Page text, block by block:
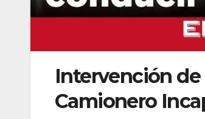
Intervención de
Camionero